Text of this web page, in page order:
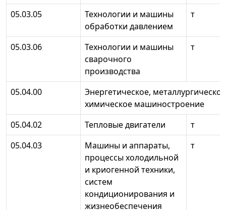
05.03.05
Технологии и машины
обработки давлением
т
05.03.06
Технологии и машины
сварочного
производства
т
05.04.00
Энергетическое,
химическое машиностроение
05.04.02
Тепловые двигатели
т
05.04.03
Машины и аппараты,
процессы холодильной
и криогенной техники,
систем
кондиционирования и
жизнеобеспечения
т